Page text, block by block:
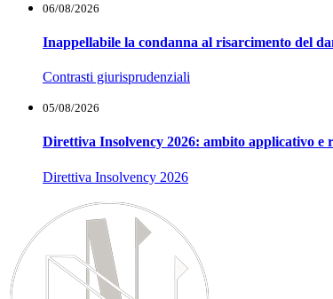
06/08/2026
Inappellabile la condanna al risarcimento del
Contrasti giurisprudenziali
05/08/2026
Direttiva Insolvency 2026: ambito applicativo e
Direttiva Insolvency 2026